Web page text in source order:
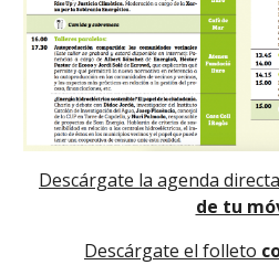
Descárgate la agenda
de tu
Descárgate el folleto